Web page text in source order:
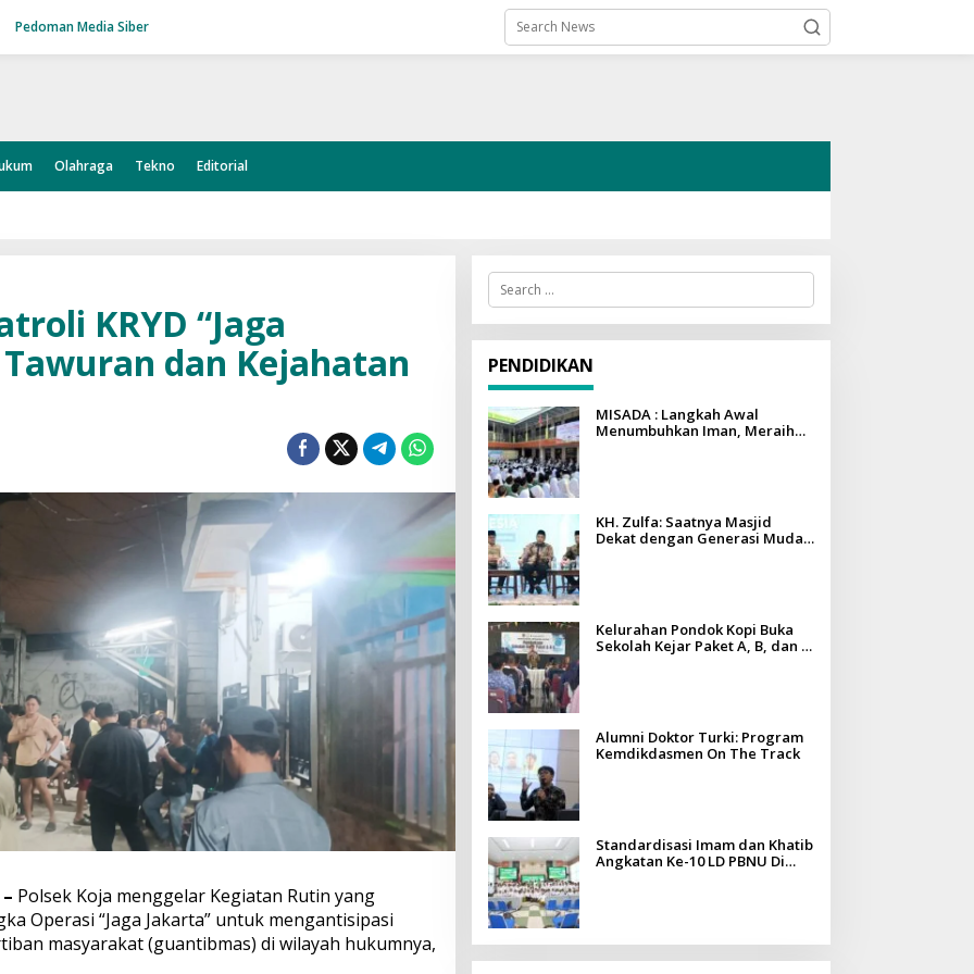
Pedoman Media Siber
Olahraga Tekno Editorial
KRYD “Jaga
dan Kejahatan
Polsek Koja menggelar Kegiatan Rutin yang
Operasi “Jaga Jakarta” untuk mengantisipasi
masyarakat (guantibmas) di wilayah hukumnya,
S
a
r
c
h
f
o
r
:
PENDIDIKAN
MISADA : Langkah Awal
Menumbuhkan Iman, Meraih
KH. Zulfa: Saatnya Masjid
Dekat dengan Generasi Muda
Kelurahan Pondok Kopi Buka
Sekolah Kejar Paket A, B, dan C,
Alumni Doktor Turki: Program
Kemdikdasmen On The Track
Standardisasi Imam dan Khatib
Angkatan Ke-10 LD PBNU Di